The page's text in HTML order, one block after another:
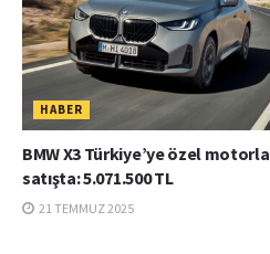
HABER
BMW X3 Türkiye’ye özel motorla
satışta: 5.071.500 TL
21 TEMMUZ 2025